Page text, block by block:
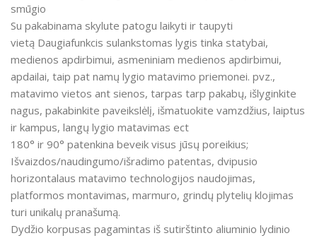
smūgio
Su pakabinama skylute patogu laikyti ir taupyti
vietą Daugiafunkcis sulankstomas lygis tinka statybai,
medienos apdirbimui, asmeniniam medienos apdirbimui,
apdailai, taip pat namų lygio matavimo priemonei. pvz.,
matavimo vietos ant sienos, tarpas tarp pakabų, išlyginkite
nagus, pakabinkite paveikslėlį, išmatuokite vamzdžius, laiptus
ir kampus, langų lygio matavimas ect
180° ir 90° patenkina beveik visus jūsų poreikius;
Išvaizdos/naudingumo/išradimo patentas, dvipusio
horizontalaus matavimo technologijos naudojimas,
platformos montavimas, marmuro, grindų plytelių klojimas
turi unikalų pranašumą.
Dydžio korpusas pagamintas iš sutirštinto aliuminio lydinio